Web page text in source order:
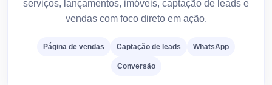
serviços, lançamentos, imóveis, captação de leads e
vendas com foco direto em ação.
Página de vendas Captação de leads WhatsApp
Conversão